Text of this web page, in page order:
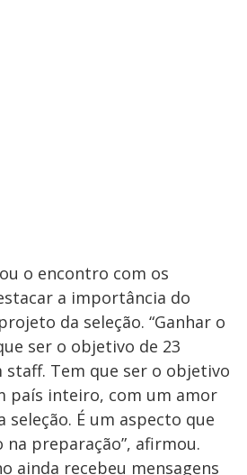
o encontro com os
a importância do
da seleção. “Ganhar o
ser o objetivo de 23
staff. Tem que ser o objetivo
país inteiro, com um amor
seleção. É um aspecto que
preparação”, afirmou.
ainda recebeu mensagens